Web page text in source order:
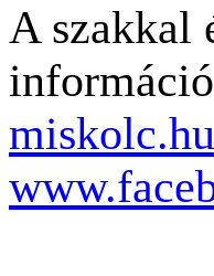
A szakkal
miskolc.hu